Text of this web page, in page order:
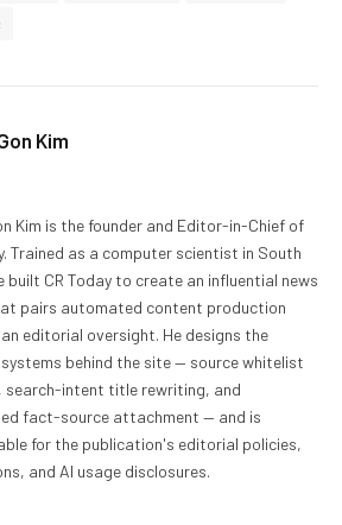
Kim
Kim is the founder and Editor-in-Chief of
Trained as a computer scientist in South
built CR Today to create an influential news
pairs automated content production
editorial oversight. He designs the
behind the site — source whitelist
search-intent title rewriting, and
fact-source attachment — and is
for the publication's editorial policies,
and AI usage disclosures.